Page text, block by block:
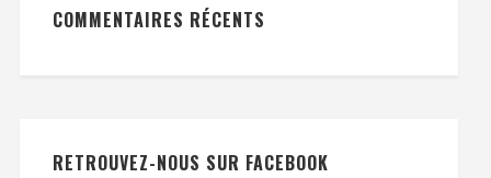
COMMENTAIRES RÉCENTS
RETROUVEZ-NOUS SUR FACEBOOK